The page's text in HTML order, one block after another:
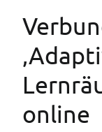
online